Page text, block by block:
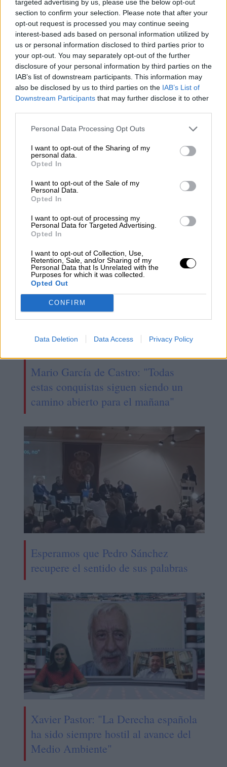
targeted advertising by us, please use the below opt-out
section to confirm your selection. Please note that after your
opt-out request is processed you may continue seeing
interest-based ads based on personal information utilized by
us or personal information disclosed to third parties prior to
your opt-out. You may separately opt-out of the further
disclosure of your personal information by third parties on the
IAB’s list of downstream participants. This information may
also be disclosed by us to third parties on the IAB’s List of
Downstream Participants that may further disclose it to other
Personal Data Processing Opt Outs
I want to opt-out of the Sharing of my
personal data.
Opted In
I want to opt-out of the Sale of my
Personal Data.
Opted In
I want to opt-out of processing my
Personal Data for Targeted Advertising.
Opted In
I want to opt-out of Collection, Use,
Retention, Sale, and/or Sharing of my
Personal Data that Is Unrelated with the
Purposes for which it was collected.
Opted Out
CONFIRM
Data Deletion Data Access Privacy Policy
(participante en el proyecto).
Al mismo tiempo, se espera que las empresas
de alquiler de coches ofrezcan vehículos con
motor de hidrógeno y que el puerto de Palma
disponga de equipamientos de generación de
electricidad alimentados también con esta
energía.
El grupo Redexis, encargado de la
distribución de gas, suministrará a sus
clientes una combinación de gas natural e
hidrógeno verde proveniente de la planta de
Lloseta.
Medio Ambiente Energía
España
Mallorca
NOTICIAS RELACIONADAS
Mario García de Castro: "Todas
estas conquistas siguen siendo un
camino abierto para el mañana"
Esperamos que Pedro Sánchez
recupere el sentido de sus palabras
Xavier Pastor: "La Derecha española
ha sido siempre hostil al avance del
Medio Ambiente"